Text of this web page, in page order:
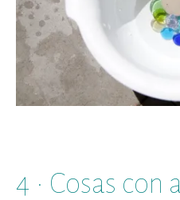
4 · Cosas con